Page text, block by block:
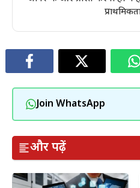
Join WhatsApp
और पढ़ें